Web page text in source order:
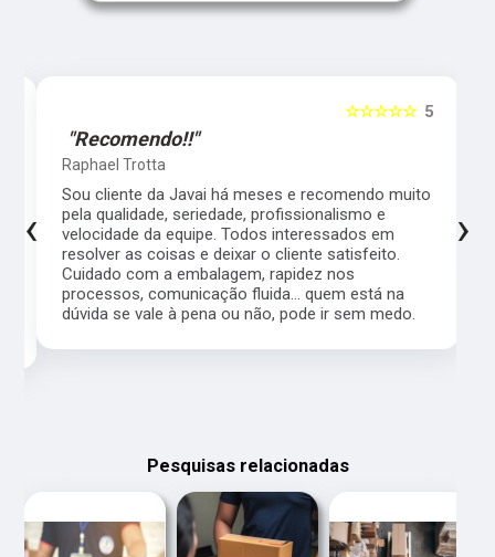
5
☆☆☆☆☆
"Recomendo!!"
Raphael Trotta
Sou cliente da Javai há meses e recomendo muito
pela qualidade, seriedade, profissionalismo e
velocidade da equipe. Todos interessados em
resolver as coisas e deixar o cliente satisfeito.
Cuidado com a embalagem, rapidez nos
processos, comunicação fluida... quem está na
dúvida se vale à pena ou não, pode ir sem medo.
‹ ›
Pesquisas relacionadas